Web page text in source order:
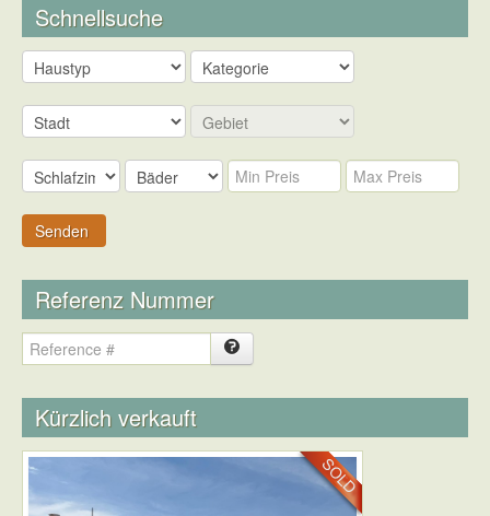
Schnellsuche
Senden
Referenz Nummer
Kürzlich verkauft